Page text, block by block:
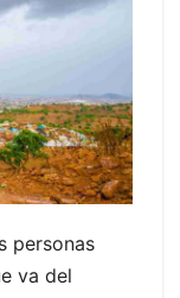
personas
va del